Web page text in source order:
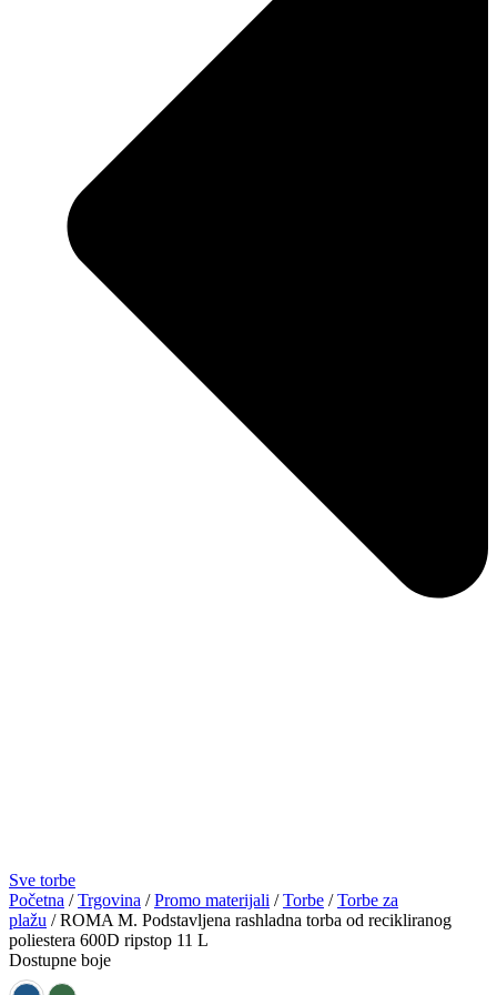
Sve torbe
Početna /Trgovina /Promo materijali /Torbe /Torbe za
plažu / ROMA M. Podstavljena rashladna torba od recikliranog
poliestera 600D ripstop 11 L
Dostupne boje